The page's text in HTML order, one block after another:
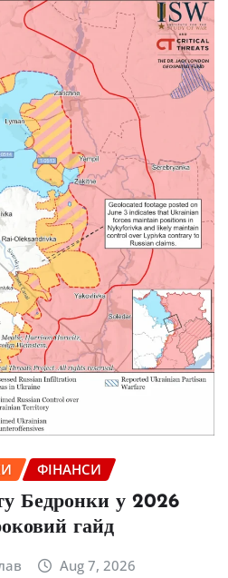
ФІНАНСИ
Бедронки у 2026
гайд
Aug 7, 2026